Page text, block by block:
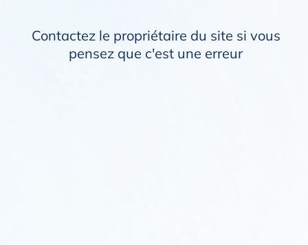
Contactez le propriétaire du site si vous
pensez que c'est une erreur